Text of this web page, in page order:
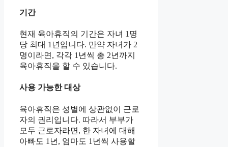
기간
현재 육아휴직의 기간은 자녀 1명
당 최대 1년입니다. 만약 자녀가 2
명이라면, 각각 1년씩 총 2년까지
육아휴직을 할 수 있습니다.
사용 가능한 대상
육아휴직은 성별에 상관없이 근로
자의 권리입니다. 따라서 부부가
모두 근로자라면, 한 자녀에 대해
아빠도 1년, 엄마도 1년씩 사용할